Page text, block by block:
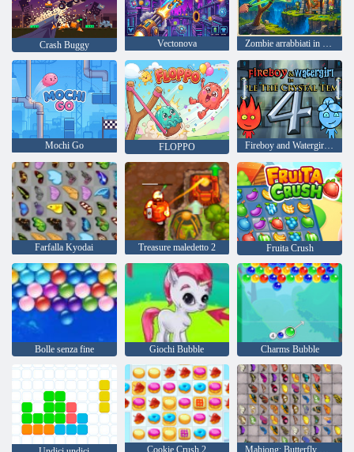
Crash Buggy Vectonova Zombie arrabbiati in vista
Mochi Go FLOPPO Fireboy and Watergirl 4: Tempio di Cristallo
Farfalla Kyodai Treasure maledetto 2 Fruita Crush
Bolle senza fine Giochi Bubble Charms Bubble